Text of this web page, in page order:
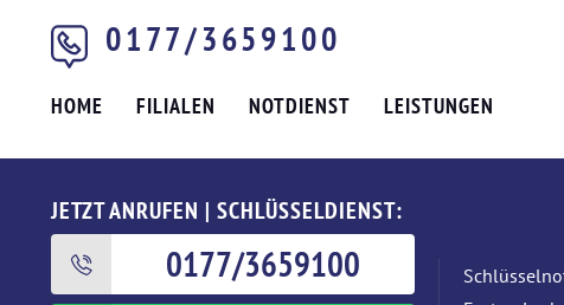
0177/3659100
HOME FILIALEN NOTDIENST LEISTUNGEN
JETZT ANRUFEN | SCHLÜSSELDIENST:
0177/3659100